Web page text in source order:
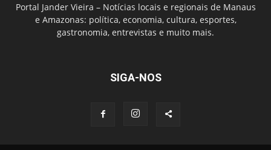
Portal Jander Vieira – Notícias locais e regionais de Manaus
e Amazonas: política, economia, cultura, esportes,
gastronomia, entrevistas e muito mais.
SIGA-NOS